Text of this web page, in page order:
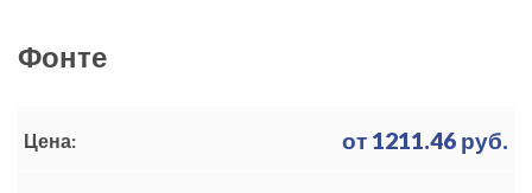
Фонте
Цена: от 1211.46 руб.